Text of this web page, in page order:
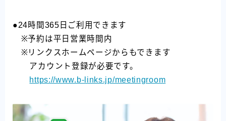
●24時間365日ご利用できます
※予約は平日営業時間内
※リンクスホームページからもできます
アカウント登録が必要です。
https://www.b-links.jp/meetingroom